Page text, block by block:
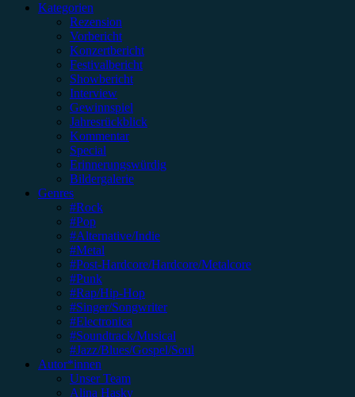
Kategorien
Rezension
Vorbericht
Konzertbericht
Festivalbericht
Showbericht
Interview
Gewinnspiel
Jahresrückblick
Kommentar
Special
Erinnerungswürdig
Bildergalerie
Genres
#Rock
#Pop
#Alternative/Indie
#Metal
#Post-Hardcore/Hardcore/Metalcore
#Punk
#Rap/Hip-Hop
#Singer/Songwriter
#Electronica
#Soundtrack/Musical
#Jazz/Blues/Gospel/Soul
Autor*innen
Unser Team
Alina Hasky